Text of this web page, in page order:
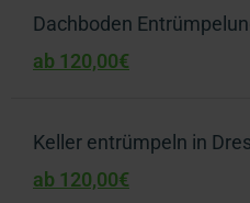
Dachboden
ab 120,00€
Keller entrümpeln in
ab 120,00€